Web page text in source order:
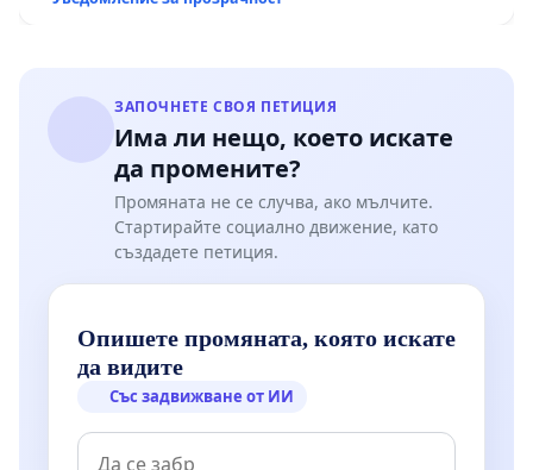
ЗАПОЧНЕТЕ СВОЯ ПЕТИЦИЯ
Има ли нещо, което искате
да промените?
Промяната не се случва, ако мълчите.
Стартирайте социално движение, като
създадете петиция.
Опишете промяната, която искате
да видите
Със задвижване от ИИ